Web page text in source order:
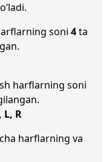
soni 4ta
harflarning soni
L, R
harflarning va